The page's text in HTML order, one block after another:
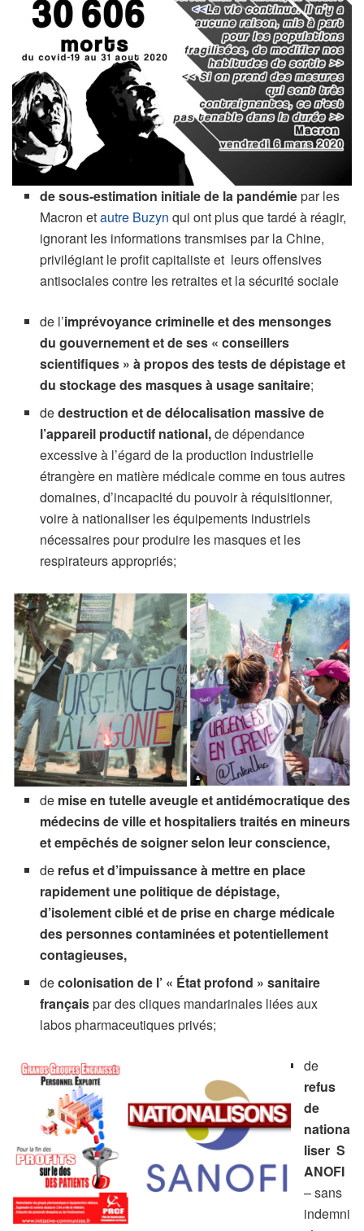
de sous-estimation initiale de la pandémiepar les
Macron etautre Buzynqui ont plus que tardé à réagir,
ignorant les informations transmises par la Chine,
privilégiant le profit capitaliste et leurs offensives
antisociales contre les retraites et la sécurité sociale
de l’imprévoyance criminelle et des mensonges
du gouvernement et de ses « conseillers
scientifiques » à propos des tests de dépistage et
du stockage des masques à usage sanitaire;
dedestruction et de délocalisation massive de
l’appareil productif national,de dépendance
excessive à l’égard de la production industrielle
étrangère en matière médicale comme en tous autres
domaines, d’incapacité du pouvoir à réquisitionner,
voire à nationaliser les équipements industriels
nécessaires pour produire les masques et les
respirateurs appropriés;
de mise en tutelle aveugle et antidémocratique des
médecins de ville et hospitaliers traités en mineurs
et empêchés de soigner selon leur conscience,
de refus et d’impuissance à mettre en place
rapidement une politique de dépistage,
d’isolement ciblé et de prise en charge médicale
des personnes contaminées et potentiellement
contagieuses,
decolonisation de l’ « État profond » sanitaire
françaispar des cliques mandarinales liées aux
labos pharmaceutiques privés;
de
refus
de
nationa
liser S
ANOFI
– sans
indemni